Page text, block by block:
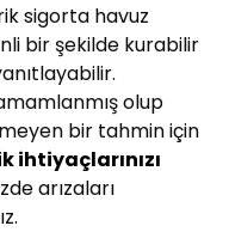
sigorta havuz
bir şekilde kurabilir
olup
bir tahmin için
ihtiyaçlarınızı
arızaları